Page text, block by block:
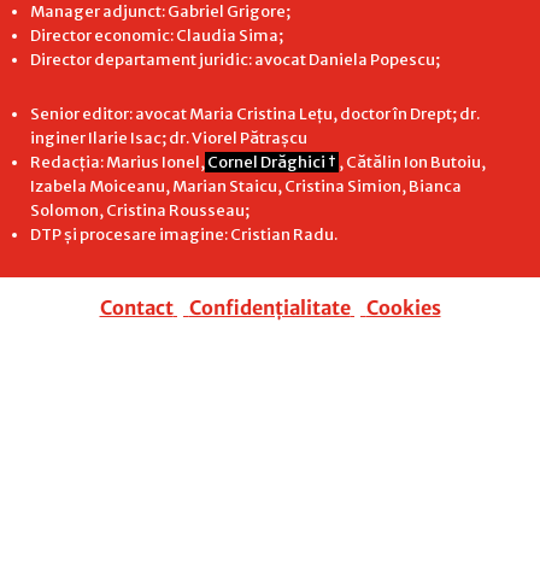
Manager adjunct: Gabriel Grigore;
Director economic: Claudia Sima;
Director departament juridic: avocat Daniela Popescu;
Senior editor: avocat Maria Cristina Leţu, doctor în Drept; dr.
inginer Ilarie Isac; dr. Viorel Pătrașcu
Redacţia: Marius Ionel,Cornel Drăghici † , Cătălin Ion Butoiu,
Izabela Moiceanu, Marian Staicu, Cristina Simion, Bianca
Solomon, Cristina Rousseau;
DTP și procesare imagine: Cristian Radu.
Contact| Confidențialitate| Cookies